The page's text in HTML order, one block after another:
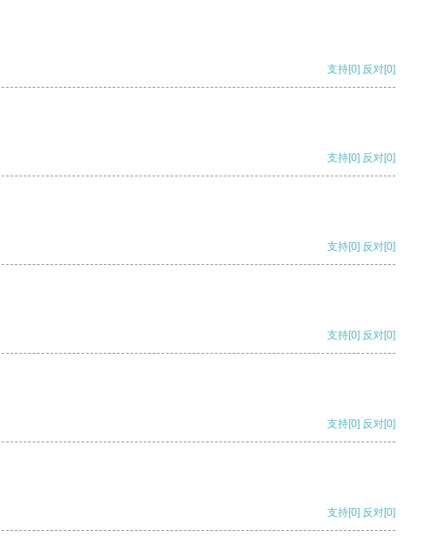
支持[0] 反对[0]
支持[0] 反对[0]
支持[0] 反对[0]
支持[0] 反对[0]
支持[0] 反对[0]
支持[0] 反对[0]